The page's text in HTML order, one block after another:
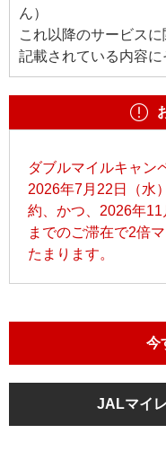
ん）
これ以降のサービス
記載されている内容に
ダブルマイルキャン
2026年7月22日（水
約、かつ、2026年
までのご滞在で2倍
たまります。
今
JALマイ